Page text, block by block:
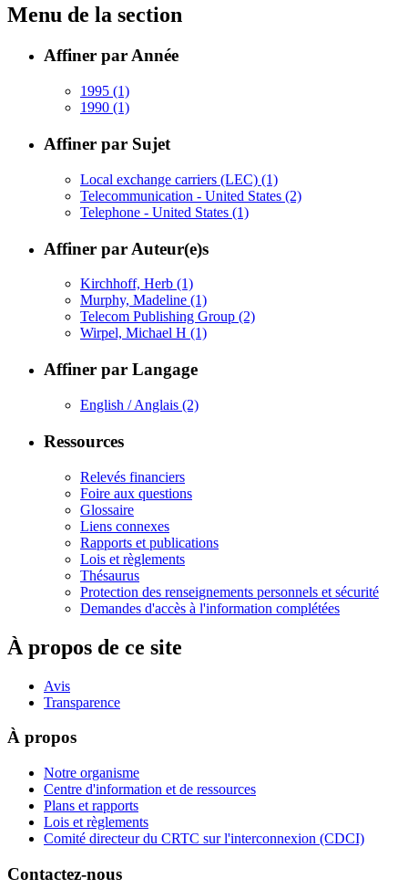
Menu de la section
Affiner par Année
1995 (1)
1990 (1)
Affiner par Sujet
Local exchange carriers (LEC) (1)
Telecommunication - United States (2)
Telephone - United States (1)
Affiner par Auteur(e)s
Kirchhoff, Herb (1)
Murphy, Madeline (1)
Telecom Publishing Group (2)
Wirpel, Michael H (1)
Affiner par Langage
English / Anglais (2)
Ressources
Relevés financiers
Foire aux questions
Glossaire
Liens connexes
Rapports et publications
Lois et règlements
Thésaurus
Protection des renseignements personnels et sécurité
Demandes d'accès à l'information complétées
À propos de ce site
Avis
Transparence
À propos
Notre organisme
Centre d'information et de ressources
Plans et rapports
Lois et règlements
Comité directeur du CRTC sur l'interconnexion (CDCI)
Contactez-nous